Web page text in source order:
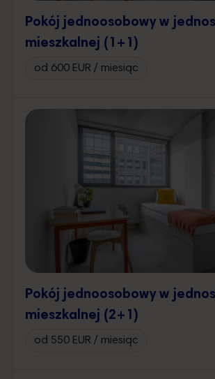
Pokój jednoosobowy w
mieszkalnej (1+1)
od 600 EUR / miesiąc
Pokój jednoosobowy w
mieszkalnej (2+1)
od 550 EUR / miesiąc